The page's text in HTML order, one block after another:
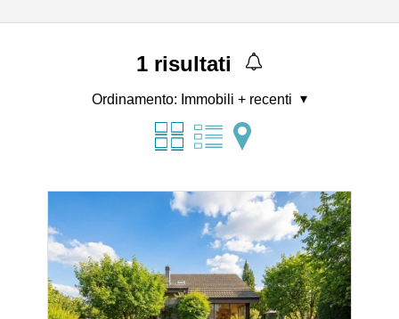
1risultati
Ordinamento: Immobili + recenti